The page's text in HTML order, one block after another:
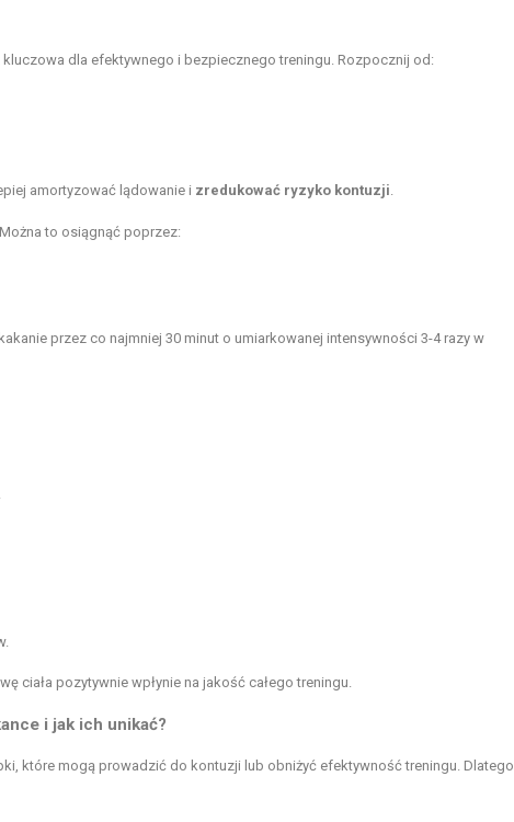
dla efektywnego i bezpiecznego treningu. Rozpocznij od:
amortyzować lądowanie i zredukować ryzyko kontuzji.
to osiągnąć poprzez:
przez co najmniej 30 minut o umiarkowanej intensywności 3-4 razy w
ciała pozytywnie wpłynie na jakość całego treningu.
i jak ich unikać?
które mogą prowadzić do kontuzji lub obniżyć efektywność treningu. Dlatego